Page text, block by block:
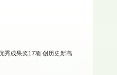
华农获广东省哲社优秀成果奖17项 创历史新高